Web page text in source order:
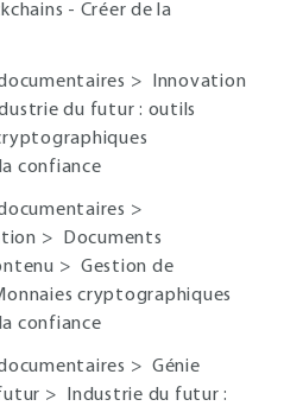
- Créer de la
>
Innovation
du futur : outils
confiance
>
>
Documents
> Gestion de
cryptographiques
confiance
> Génie
>
Industrie du futur :